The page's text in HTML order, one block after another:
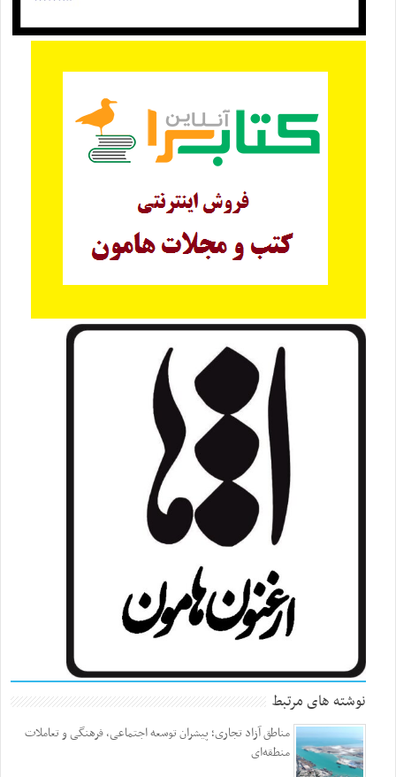
نوشته های مرتبط
مناطق آزاد تجاری؛ پیشران توسعه اجتماعی، فرهنگی و تعاملات
منطقه‌ای